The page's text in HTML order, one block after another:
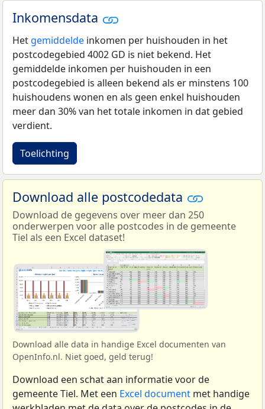
Inkomensdata
Het gemiddelde inkomen per huishouden in het
postcodegebied 4002 GD is niet bekend. Het
gemiddelde inkomen per huishouden in een
postcodegebied is alleen bekend als er minstens 100
huishoudens wonen en als geen enkel huishouden
meer dan 30% van het totale inkomen in dat gebied
verdient.
Toelichting
Download alle postcodedata
Download de gegevens over meer dan 250
onderwerpen voor alle postcodes in de gemeente
Tiel als een Excel dataset!
Download alle data in handige Excel documenten van
OpenInfo.nl. Niet goed, geld terug!
Download een schat aan informatie voor de
gemeente Tiel. Met een Excel document met handige